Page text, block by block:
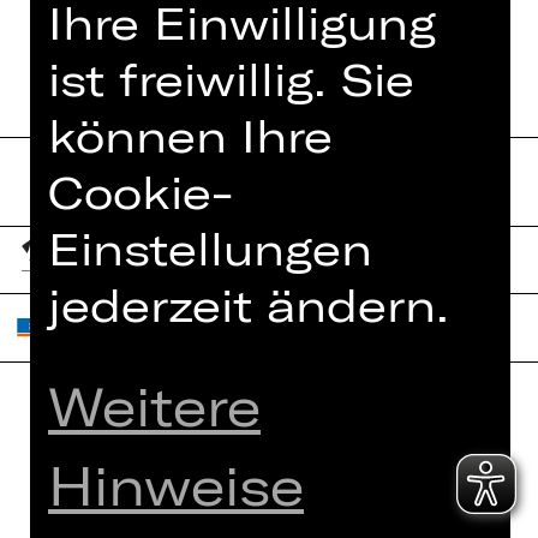
JESUS CHRIST SUPERSTAR
Home
Spielplan
Künstler*innen
Interner Bereich
ZVB/L
Ihre Einwilligung
ist freiwillig. Sie
können Ihre
Cookie-
Einstellungen
jederzeit ändern.
Weitere
Hinweise